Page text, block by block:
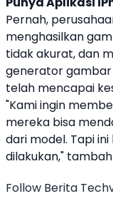
Pernah,
menghasilkan
tidak akurat, dan
generator gambar
telah mencapai
"Kami ingin
mereka bisa
dari model. Tapi
dilakukan,"
Follow Berita